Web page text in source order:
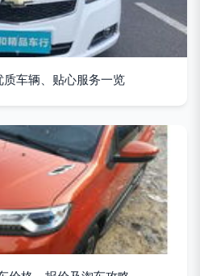
车辆、贴心服务一览